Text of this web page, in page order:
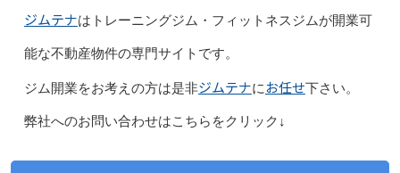
ジムテナはトレーニングジム・フィットネスジムが開業可
能な不動産物件の専門サイトです。
ジム開業をお考えの方は是非ジムテナにお任せ下さい。
弊社へのお問い合わせはこちらをクリック↓